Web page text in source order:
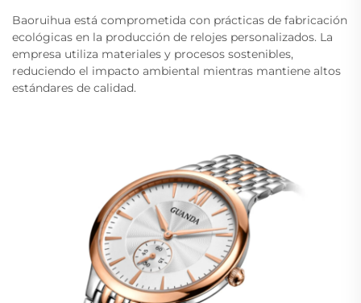
Baoruihua está comprometida con prácticas de fabricación
ecológicas en la producción de relojes personalizados. La
empresa utiliza materiales y procesos sostenibles,
reduciendo el impacto ambiental mientras mantiene altos
estándares de calidad.